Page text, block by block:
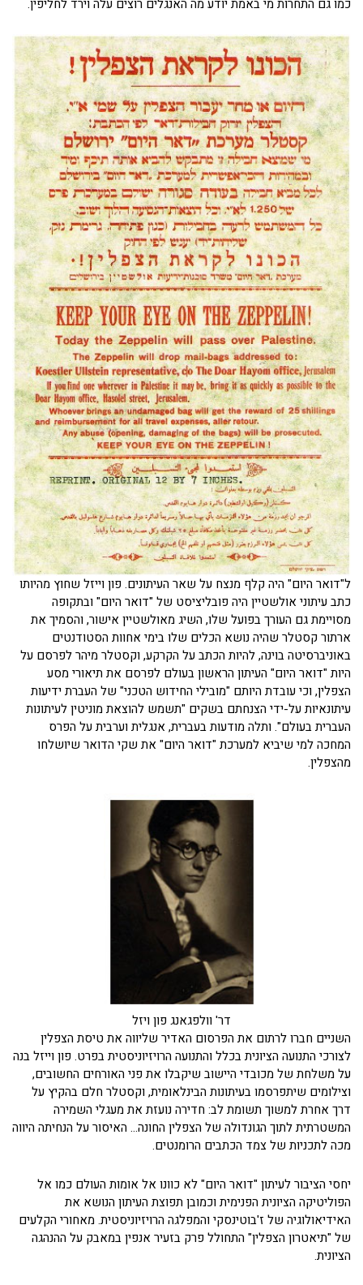
כמו גם התחרות מי באמת יודע מה האנגלים רוצים עלה וירד לחליפין.
ל"דואר היום" היה קלף מנצח על שאר העיתונים. פון וייזל שחוץ מהיותו
כתב עיתוני אולשטיין היה פובליציסט של "דואר היום" ובתקופה
מסויימת גם העורך בפועל שלו, השיג מאולשטיין אישור, והסמיך את
ארתור קסטלר שהיה נושא הכלים שלו בימי אחוות הסטודנטים
באוניברסיטה בוינה, להיות הכתב על הקרקע, וקסטלר מיהר לפרסם על
היות "דואר היום" העיתון הראשון בעולם לפרסם את תיאורי מסע
הצפלין, וכי עובדת היותם "מובילי החידוש הטכני" של העברת ידיעות
עיתונאיות על-ידי הצנחתם בשקים "תשמש להוצאת מוניטין לעיתונות
העברית בעולם". ותלה מודעות בעברית, אנגלית וערבית על הפרס
המחכה למי שיביא למערכת "דואר היום" את שקי הדואר שיושלחו
מהצפלין.
דר' וולפגאנג פון ויזל
השניים חברו לרתום את הפרסום האדיר שליווה את טיסת הצפלין
לצורכי התנועה הציונית בכלל והתנועה הרויזיוניסטית בפרט. פון וייזל בנה
על משלחת של מכובדי היישוב שיקבלו את פני האורחים החשובים,
וצילומים שיתפרסמו בעיתונות הבינלאומית, וקסטלר חלם בהקיץ על
דרך אחרת למשוך תשומת לב: חדירה נועזת את מעגלי השמירה
המשטרתית לתוך הגונדולה של הצפלין החונה… האיסור על הנחיתה היווה
מכה לתכניות של צמד הכתבים הרומנטים.
יחסי הציבור לעיתון "דואר היום" לא כוונו אל אומות העולם כמו אל
הפוליטיקה הציונית הפנימית וכמובן תפוצת העיתון הנושא את
האידיאולוגיה של ז'בוטינסקי והמפלגה הרויזיוניסטית. מאחורי הקלעים
של "תיאטרון הצפלין" התחולל פרק בזעיר אנפין במאבק על ההנהגה
הציונית.